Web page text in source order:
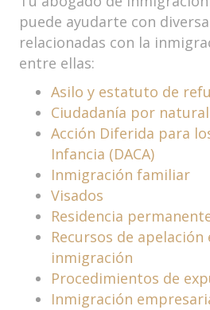
puede ayudarte con
relacionadas con la
entre ellas:
Asilo y estatuto de
Ciudadanía por
Acción Diferida para
Infancia (DACA)
Inmigración familiar
Visados
Residencia
Recursos de
inmigración
Procedimientos de
Inmigración